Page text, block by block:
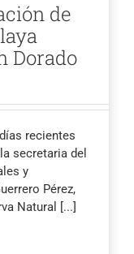
de
Dorado
recientes
secretaria del
y
Pérez,
Natural [...]